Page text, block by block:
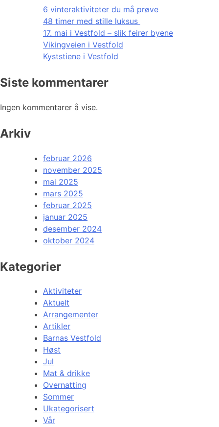
6 vinteraktiviteter du må prøve
48 timer med stille luksus
17. mai i Vestfold – slik feirer byene
Vikingveien i Vestfold
Kyststiene i Vestfold
Siste kommentarer
Ingen kommentarer å vise.
Arkiv
februar 2026
november 2025
mai 2025
mars 2025
februar 2025
januar 2025
desember 2024
oktober 2024
Kategorier
Aktiviteter
Aktuelt
Arrangementer
Artikler
Barnas Vestfold
Høst
Jul
Mat & drikke
Overnatting
Sommer
Ukategorisert
Vår